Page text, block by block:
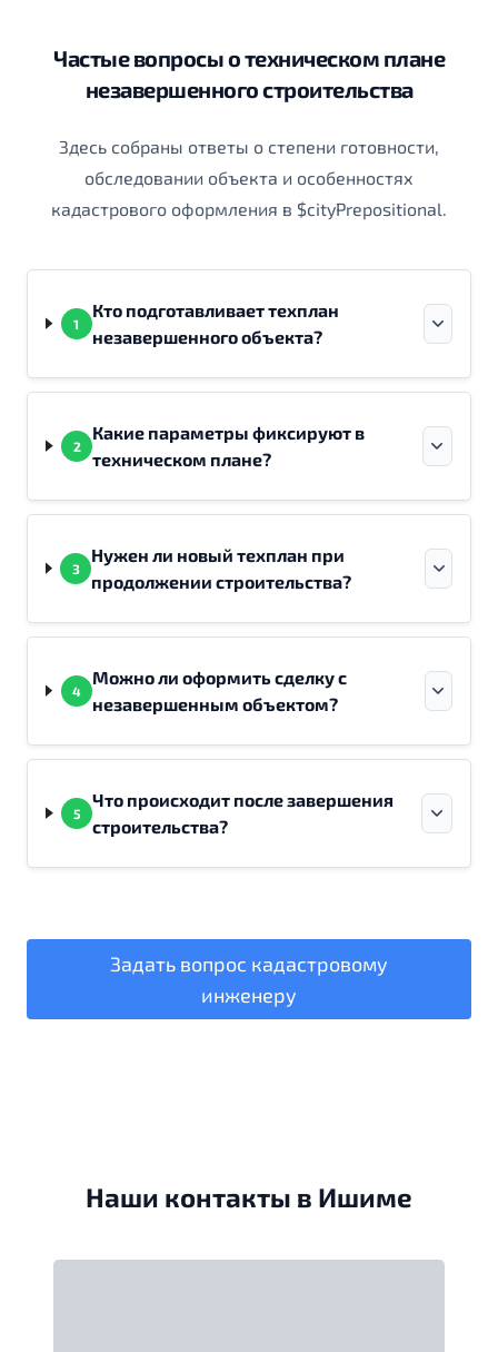
Частые вопросы о техническом плане
незавершенного строительства
Здесь собраны ответы о степени готовности,
обследовании объекта и особенностях
кадастрового оформления в $cityPrepositional.
1
Кто подготавливает техплан
незавершенного объекта?
2
Какие параметры фиксируют в
техническом плане?
3
Нужен ли новый техплан при
продолжении строительства?
4
Можно ли оформить сделку с
незавершенным объектом?
5
Что происходит после завершения
строительства?
Задать вопрос кадастровому
инженеру
Наши контакты в Ишиме